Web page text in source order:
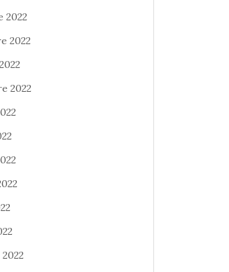
2022
2022
2022